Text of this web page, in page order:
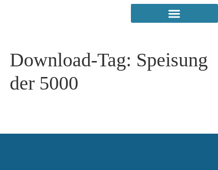
Download-Tag: Speisung
der 5000